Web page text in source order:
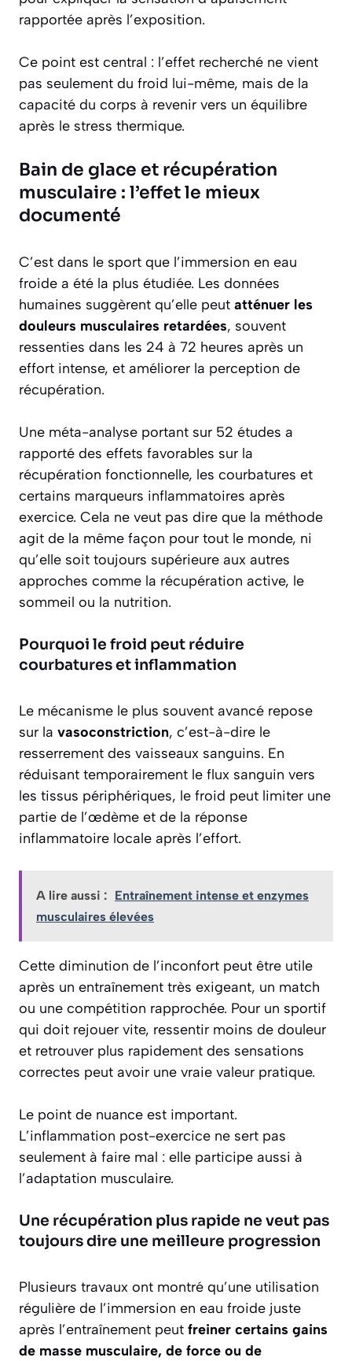
rapportée après l’exposition.
Ce point est central : l’effet recherché ne vient
pas seulement du froid lui-même, mais de la
capacité du corps à revenir vers un équilibre
après le stress thermique.
Bain de glace et récupération
musculaire : l’effet le mieux
documenté
C’est dans le sport que l’immersion en eau
froide a été la plus étudiée. Les données
humaines suggèrent qu’elle peut atténuer les
douleurs musculaires retardées, souvent
ressenties dans les 24 à 72 heures après un
effort intense, et améliorer la perception de
récupération.
Une méta-analyse portant sur 52 études a
rapporté des effets favorables sur la
récupération fonctionnelle, les courbatures et
certains marqueurs inflammatoires après
exercice. Cela ne veut pas dire que la méthode
agit de la même façon pour tout le monde, ni
qu’elle soit toujours supérieure aux autres
approches comme la récupération active, le
sommeil ou la nutrition.
Pourquoi le froid peut réduire
courbatures et inflammation
Le mécanisme le plus souvent avancé repose
sur la vasoconstriction, c’est-à-dire le
resserrement des vaisseaux sanguins. En
réduisant temporairement le flux sanguin vers
les tissus périphériques, le froid peut limiter une
partie de l’œdème et de la réponse
inflammatoire locale après l’effort.
A lire aussi : Entraînement intense et enzymes
musculaires élevées
Cette diminution de l’inconfort peut être utile
après un entraînement très exigeant, un match
ou une compétition rapprochée. Pour un sportif
qui doit rejouer vite, ressentir moins de douleur
et retrouver plus rapidement des sensations
correctes peut avoir une vraie valeur pratique.
Le point de nuance est important.
L’inflammation post-exercice ne sert pas
seulement à faire mal : elle participe aussi à
l’adaptation musculaire.
Une récupération plus rapide ne veut pas
toujours dire une meilleure progression
Plusieurs travaux ont montré qu’une utilisation
régulière de l’immersion en eau froide juste
après l’entraînement peut freiner certains gains
de masse musculaire, de force ou de